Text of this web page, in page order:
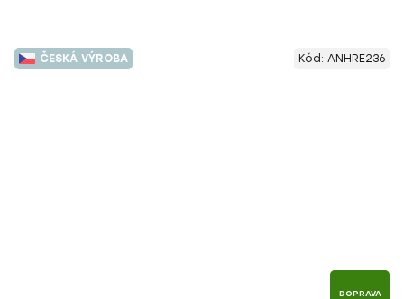
ČESKÁ VÝROBA
DOPRAVA
Kód: ANHRE236